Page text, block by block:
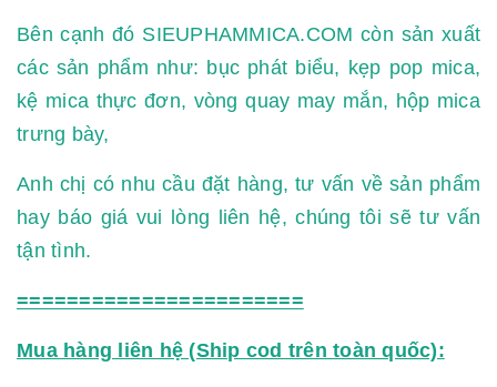
Bên cạnh đó SIEUPHAMMICA.COM còn sản xuất
các sản phẩm như: bục phát biểu, kẹp pop mica,
kệ mica thực đơn, vòng quay may mắn, hộp mica
trưng bày,
Anh chị có nhu cầu đặt hàng, tư vấn về sản phẩm
hay báo giá vui lòng liên hệ, chúng tôi sẽ tư vấn
tận tình.
=======================
Mua hàng liên hệ (Ship cod trên toàn quốc):